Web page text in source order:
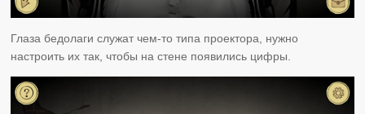
Глаза бедолаги служат чем-то типа проектора, нужно
настроить их так, чтобы на стене появились цифры.